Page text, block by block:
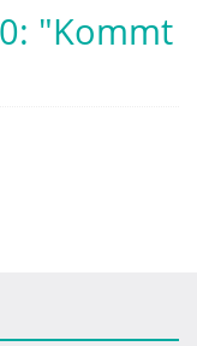
"Kommt